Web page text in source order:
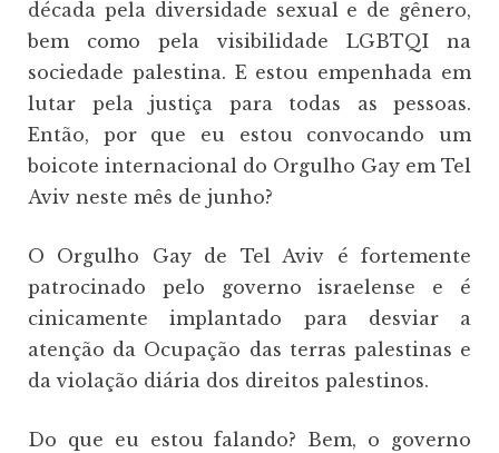
década pela diversidade sexual e de gênero,
bem como pela visibilidade LGBTQI na
sociedade palestina. E estou empenhada em
lutar pela justiça para todas as pessoas.
Então, por que eu estou convocando um
boicote internacional do Orgulho Gay em Tel
Aviv neste mês de junho?
O Orgulho Gay de Tel Aviv é fortemente
patrocinado pelo governo israelense e é
cinicamente implantado para desviar a
atenção da Ocupação das terras palestinas e
da violação diária dos direitos palestinos.
Do que eu estou falando? Bem, o governo